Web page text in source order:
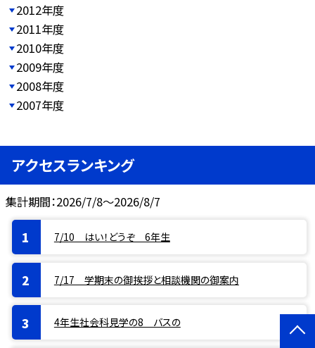
2012年度
2011年度
2010年度
2009年度
2008年度
2007年度
アクセスランキング
集計期間：2026/7/8～2026/8/7
7/10 はい！どうぞ 6年生
7/17 学期末の御挨拶と相談機関の御案内
4年生社会科見学の8 バスの